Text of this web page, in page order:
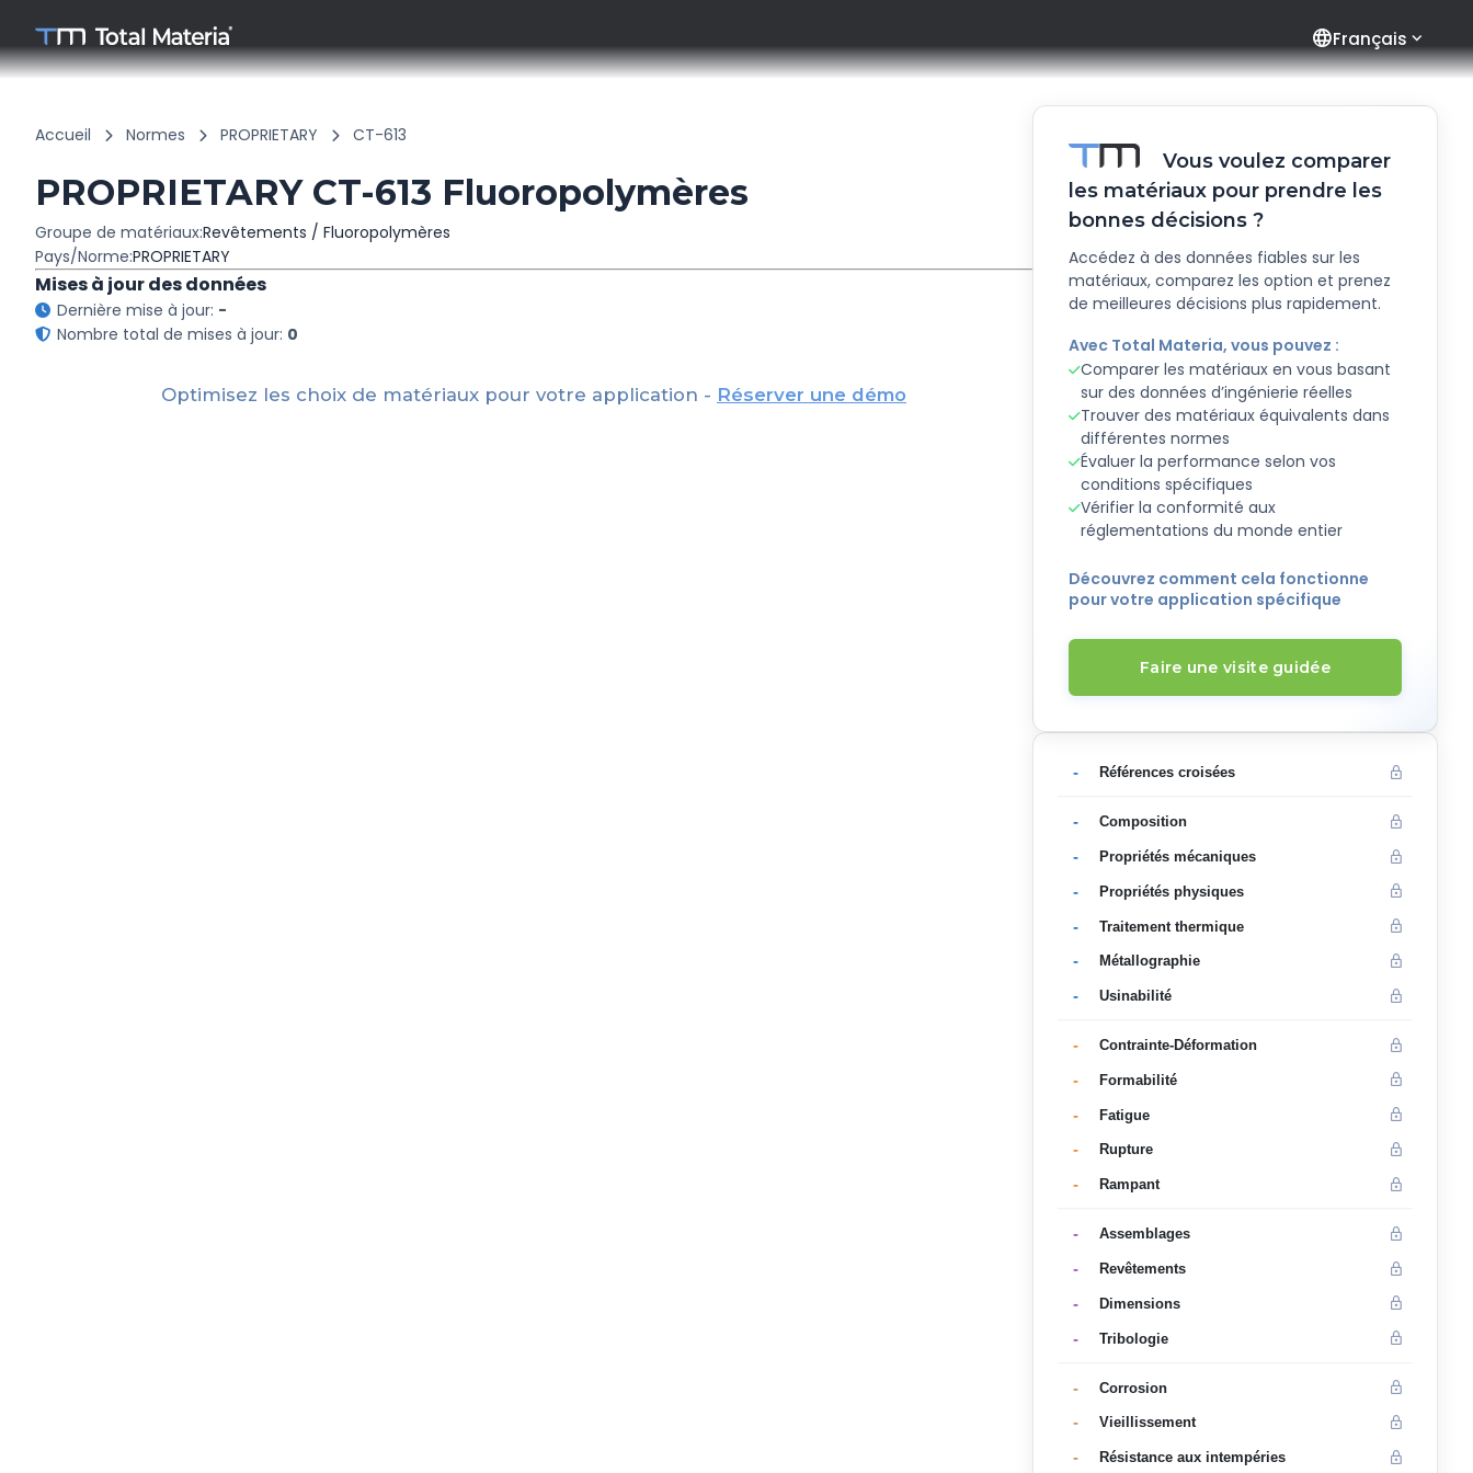
languageFrançais
Accueil Normes PROPRIETARY CT-613
PROPRIETARY CT-613 Fluoropolymères
Groupe de matériaux:Revêtements / Fluoropolymères
Pays/Norme:PROPRIETARY
Mises à jour des données
Dernière mise à jour: -
Nombre total de mises à jour: 0
Optimisez les choix de matériaux pour votre application - Réserver une démo
Vous voulez comparer
les matériaux pour prendre les
bonnes décisions ?
Accédez à des données fiables sur les
matériaux, comparez les option et prenez
de meilleures décisions plus rapidement.
Avec Total Materia, vous pouvez :
Comparer les matériaux en vous basant
sur des données d’ingénierie réelles
Trouver des matériaux équivalents dans
différentes normes
Évaluer la performance selon vos
conditions spécifiques
Vérifier la conformité aux
réglementations du monde entier
Découvrez comment cela fonctionne
pour votre application spécifique
Faire une visite guidée
- Références croisées
- Composition
- Propriétés mécaniques
- Propriétés physiques
- Traitement thermique
- Métallographie
- Usinabilité
- Contrainte-Déformation
- Formabilité
- Fatigue
- Rupture
- Rampant
- Assemblages
- Revêtements
- Dimensions
- Tribologie
- Corrosion
- Vieillissement
- Résistance aux intempéries